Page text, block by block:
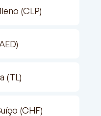
(CLP)
(TL)
(CHF)